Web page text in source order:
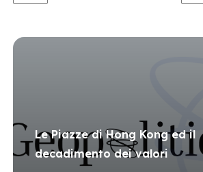
Le Piazze di Hong Kong ed il
decadimento dei valori